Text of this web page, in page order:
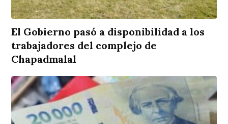
El Gobierno pasó a disponibilidad a los
trabajadores del complejo de
Chapadmalal